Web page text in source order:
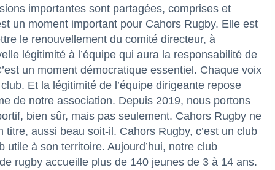
importantes sont partagées, comprises et
un moment important pour Cahors Rugby. Elle est
le renouvellement du comité directeur, à
légitimité à l’équipe qui aura la responsabilité de
un moment démocratique essentiel. Chaque voix
Et la légitimité de l’équipe dirigeante repose
de notre association. Depuis 2019, nous portons
bien sûr, mais pas seulement. Cahors Rugby ne
aussi beau soit-il. Cahors Rugby, c’est un club
à son territoire. Aujourd’hui, notre club
rugby accueille plus de 140 jeunes de 3 à 14 ans.